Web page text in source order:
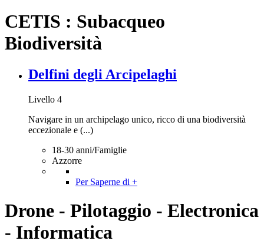
CETIS : Subacqueo
Biodiversità
Delfini degli Arcipelaghi
Livello 4
Navigare in un archipelago unico, ricco di una biodiversità
eccezionale e (...)
18-30 anni/Famiglie
Azzorre
Per Saperne di +
Drone - Pilotaggio - Electronica
- Informatica